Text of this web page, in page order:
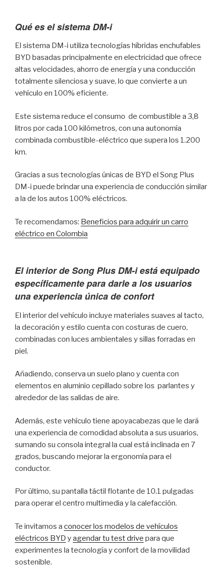
Qué es el sistema DM-i
El sistema DM-i utiliza tecnologías híbridas enchufables
BYD basadas principalmente en electricidad que ofrece
altas velocidades, ahorro de energía y una conducción
totalmente silenciosa y suave, lo que convierte a un
vehículo en 100% eficiente.
Este sistema reduce el consumo de combustible a 3,8
litros por cada 100 kilómetros, con una autonomía
combinada combustible-eléctrico que supera los 1.200
km.
Gracias a sus tecnologías únicas de BYD el Song Plus
DM-i puede brindar una experiencia de conducción similar
a la de los autos 100% eléctricos.
Te recomendamos: Beneficios para adquirir un carro
eléctrico en Colombia
El interior de Song Plus DM-i está equipado
específicamente para darle a los usuarios
una experiencia única de confort
El interior del vehículo incluye materiales suaves al tacto,
la decoración y estilo cuenta con costuras de cuero,
combinadas con luces ambientales y sillas forradas en
piel.
Añadiendo, conserva un suelo plano y cuenta con
elementos en aluminio cepillado sobre los parlantes y
alrededor de las salidas de aire.
Además, este vehículo tiene apoyacabezas que le dará
una experiencia de comodidad absoluta a sus usuarios,
sumando su consola integral la cual está inclinada en 7
grados, buscando mejorar la ergonomía para el
conductor.
Por último, su pantalla táctil flotante de 10.1 pulgadas
para operar el centro multimedia y la calefacción.
Te invitamos a conocer los modelos de vehículos
eléctricos BYD yagendar tu test drive para que
experimentes la tecnología y confort de la movilidad
sostenible.